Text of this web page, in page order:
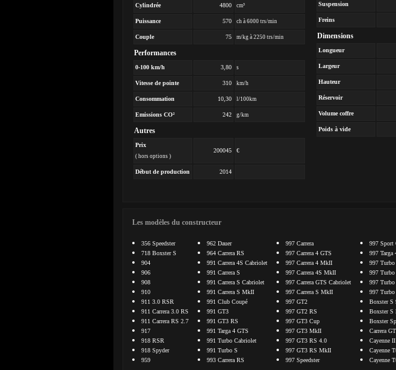
Cylindrée 4800 cm³
Puissance 570 ch à 6000 trs/min
Couple 75 m/kg à 2250 trs/min
Performances
0-100 km/h 3,80 s
Vitesse de pointe 310 km/h
Consommation 10,30 l/100km
Emissions CO² 242 g/km
Autres
Prix
( hors options )
200045 €
Début de production 2014
Suspension
Freins
Dimensions
Longueur
Largeur
Hauteur
Réservoir
Volume coffre
Poids à vide
Les modèles du constructeur
356 Speedster
718 Boxster S
904
906
908
910
911 3.0 RSR
911 Carrera 3.0 RS
911 Carrera RS 2.7
917
918 RSR
918 Spyder
959
962 Dauer
964 Carrera RS
991 Carrera 4S Cabriolet
991 Carrera S
991 Carrera S Cabriolet
991 Carrera S MkII
991 Club Coupé
991 GT3
991 GT3 RS
991 Targa 4 GTS
991 Turbo Cabriolet
991 Turbo S
993 Carrera RS
997 Carrera
997 Carrera 4 GTS
997 Carrera 4 MkII
997 Carrera 4S MkII
997 Carrera GTS Cabriolet
997 Carrera S MkII
997 GT2
997 GT2 RS
997 GT3 Cup
997 GT3 MkII
997 GT3 RS 4.0
997 GT3 RS MkII
997 Speedster
997 Sport
997
997 Turbo
997
997
997
Boxster S
Boxster S
Boxster
Carrera GT
Cayenne
Cayenne
Cayenne